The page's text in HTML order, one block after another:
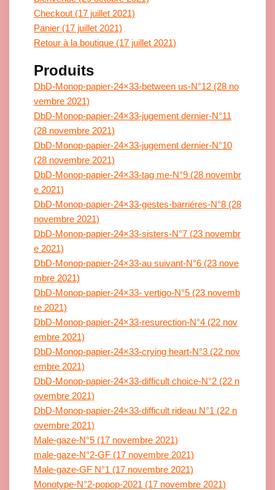
Checkout (17 juillet 2021)
Panier (17 juillet 2021)
Retour à la boutique (17 juillet 2021)
Produits
DbD-Monop-papier-24×33-between us-N°12 (28 no
vembre 2021)
DbD-Monop-papier-24×33-jugement dernier-N°11
(28 novembre 2021)
DbD-Monop-papier-24×33-jugement dernier-N°10
(28 novembre 2021)
DbD-Monop-papier-24×33-tag me-N°9 (28 novembr
e 2021)
DbD-Monop-papier-24×33-gestes-barriéres-N°8 (28
novembre 2021)
DbD-Monop-papier-24×33-sisters-N°7 (23 novembr
e 2021)
DbD-Monop-papier-24×33-au suivant-N°6 (23 nove
mbre 2021)
DbD-Monop-papier-24×33- vertigo-N°5 (23 novemb
re 2021)
DbD-Monop-papier-24×33-resurection-N°4 (22 nov
embre 2021)
DbD-Monop-papier-24×33-crying heart-N°3 (22 nov
embre 2021)
DbD-Monop-papier-24×33-difficult choice-N°2 (22 n
ovembre 2021)
DbD-Monop-papier-24×33-difficult rideau N°1 (22 n
ovembre 2021)
Male-gaze-N°5 (17 novembre 2021)
male-gaze-N°2-GF (17 novembre 2021)
Male-gaze-GF N°1 (17 novembre 2021)
Monotype-N°2-popop-2021 (17 novembre 2021)